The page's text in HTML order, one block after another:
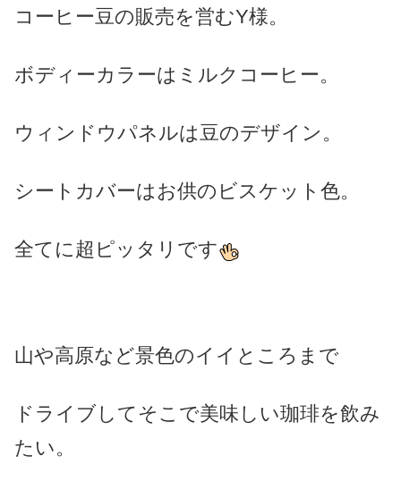
コーヒー豆の販売を営むY様。
ボディーカラーはミルクコーヒー。
ウィンドウパネルは豆のデザイン。
シートカバーはお供のビスケット色。
全てに超ピッタリです
山や高原など景色のイイところまで
ドライブしてそこで美味しい珈琲を飲み
たい。